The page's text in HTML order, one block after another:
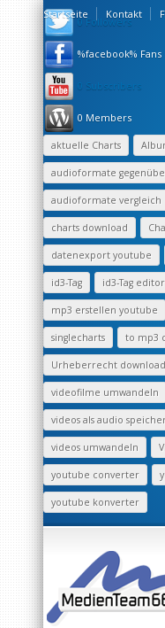
Startseite Kontakt
0 Followers
%facebook% Fans
0 Subscribers
0 Members
aktuelle Charts
audioformate
audioformate vergleich
charts download
datenexport youtube
id3-Tag id3-Tag editor
mp3 erstellen youtube
singlecharts to mp3
Urheberrecht download
videofilme umwandeln
videos als audio
videos umwandeln
youtube converter
youtube konverter